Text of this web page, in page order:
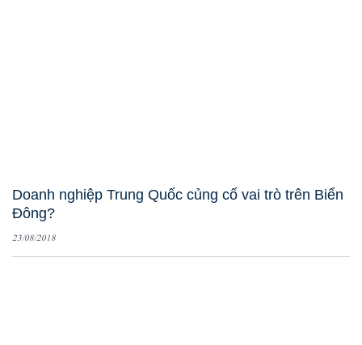
Doanh nghiệp Trung Quốc củng cố vai trò trên Biển
Đông?
23/08/2018